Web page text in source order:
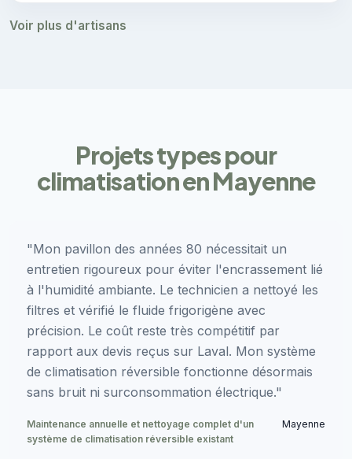
Voir plus d'artisans
Projets types pour
climatisation en Mayenne
"Mon pavillon des années 80 nécessitait un
entretien rigoureux pour éviter l'encrassement lié
à l'humidité ambiante. Le technicien a nettoyé les
filtres et vérifié le fluide frigorigène avec
précision. Le coût reste très compétitif par
rapport aux devis reçus sur Laval. Mon système
de climatisation réversible fonctionne désormais
sans bruit ni surconsommation électrique."
Maintenance annuelle et nettoyage complet d'un
système de climatisation réversible existant
Mayenne